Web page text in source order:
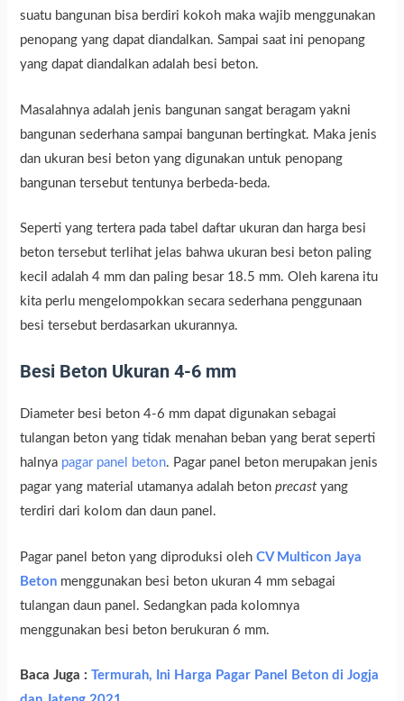
suatu bangunan bisa berdiri kokoh maka wajib menggunakan
penopang yang dapat diandalkan. Sampai saat ini penopang
yang dapat diandalkan adalah besi beton.
Masalahnya adalah jenis bangunan sangat beragam yakni
bangunan sederhana sampai bangunan bertingkat. Maka jenis
dan ukuran besi beton yang digunakan untuk penopang
bangunan tersebut tentunya berbeda-beda.
Seperti yang tertera pada tabel daftar ukuran dan harga besi
beton tersebut terlihat jelas bahwa ukuran besi beton paling
kecil adalah 4 mm dan paling besar 18.5 mm. Oleh karena itu
kita perlu mengelompokkan secara sederhana penggunaan
besi tersebut berdasarkan ukurannya.
Besi Beton Ukuran 4-6 mm
Diameter besi beton 4-6 mm dapat digunakan sebagai
tulangan beton yang tidak menahan beban yang berat seperti
halnya pagar panel beton. Pagar panel beton merupakan jenis
pagar yang material utamanya adalah betonprecastyang
terdiri dari kolom dan daun panel.
Pagar panel beton yang diproduksi olehCV Multicon Jaya
Beton menggunakan besi beton ukuran 4 mm sebagai
tulangan daun panel. Sedangkan pada kolomnya
menggunakan besi beton berukuran 6 mm.
Baca Juga :Termurah, Ini Harga Pagar Panel Beton di Jogja